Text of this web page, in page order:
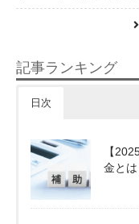
記事ランキング
日次
【
金と